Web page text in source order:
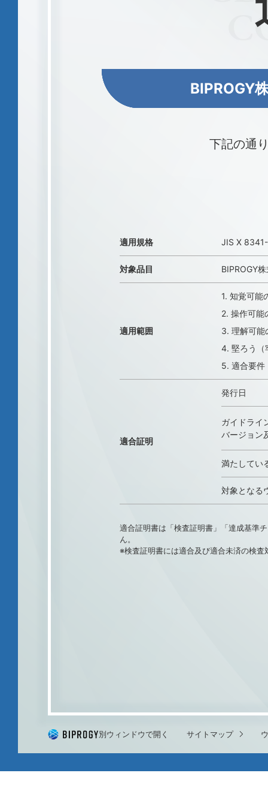
BIPROGY
下記の通
適用規格 JIS X
対象品目 BIPROGY
適用範囲
1. 知覚可能
2. 操作可能
3. 理解可能
4. 堅ろう（
5. 適合要件
適合証明
発行日
ガイドライ
バージョン
満たしてい
対象となる
適合証明書は「検査証明書」「達成基準
ん。
※検査証明書には適合及び適合未済の検
別ウィンドウで開く サイトマップ